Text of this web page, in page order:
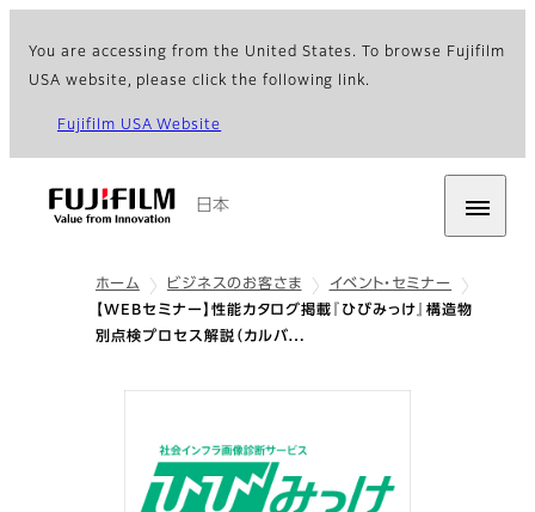
You are accessing from the United States. To browse Fujifilm
USA website, please click the following link.
Fujifilm USA Website
日本
ホーム ビジネスのお客さま
イベント・セミナー
【WEBセミナー】性能カタログ掲載『ひびみっけ』構造物
別点検プロセス解説（カルバ…